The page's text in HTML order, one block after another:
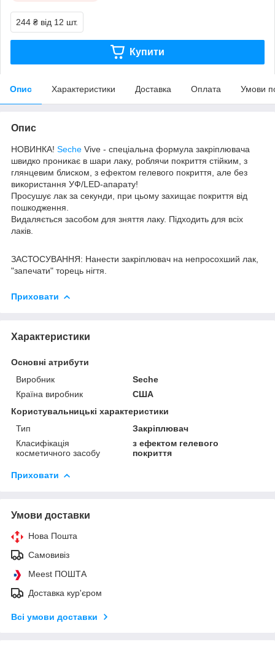
244 ₴ від 12 шт.
Купити
Опис Характеристики Доставка Оплата Умови
Опис
НОВИНКА! Seche Vive - спеціальна формула закріплювача
швидко проникає в шари лаку, роблячи покриття стійким, з
глянцевим блиском, з ефектом гелевого покриття, але без
використання УФ/LED-апарату!
Просушує лак за секунди, при цьому захищає покриття від
пошкодження.
Видаляється засобом для зняття лаку. Підходить для всіх
лаків.
ЗАСТОСУВАННЯ: Нанести закріплювач на непросохший лак,
"запечати" торець нігтя.
Приховати
Характеристики
Основні атрибути
Виробник
Seche
Країна виробник
США
Користувальницькі характеристики
Тип
Закріплювач
Класифікація
косметичного засобу
з ефектом гелевого
покриття
Приховати
Умови доставки
Нова Пошта
Самовивіз
Meest ПОШТА
Доставка кур'єром
Всі умови доставки